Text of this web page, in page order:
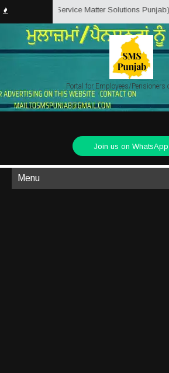
(Service Matter Solutions Punjab)
Portal for Employees/Pensioners
Join us on WhatsApp
Menu